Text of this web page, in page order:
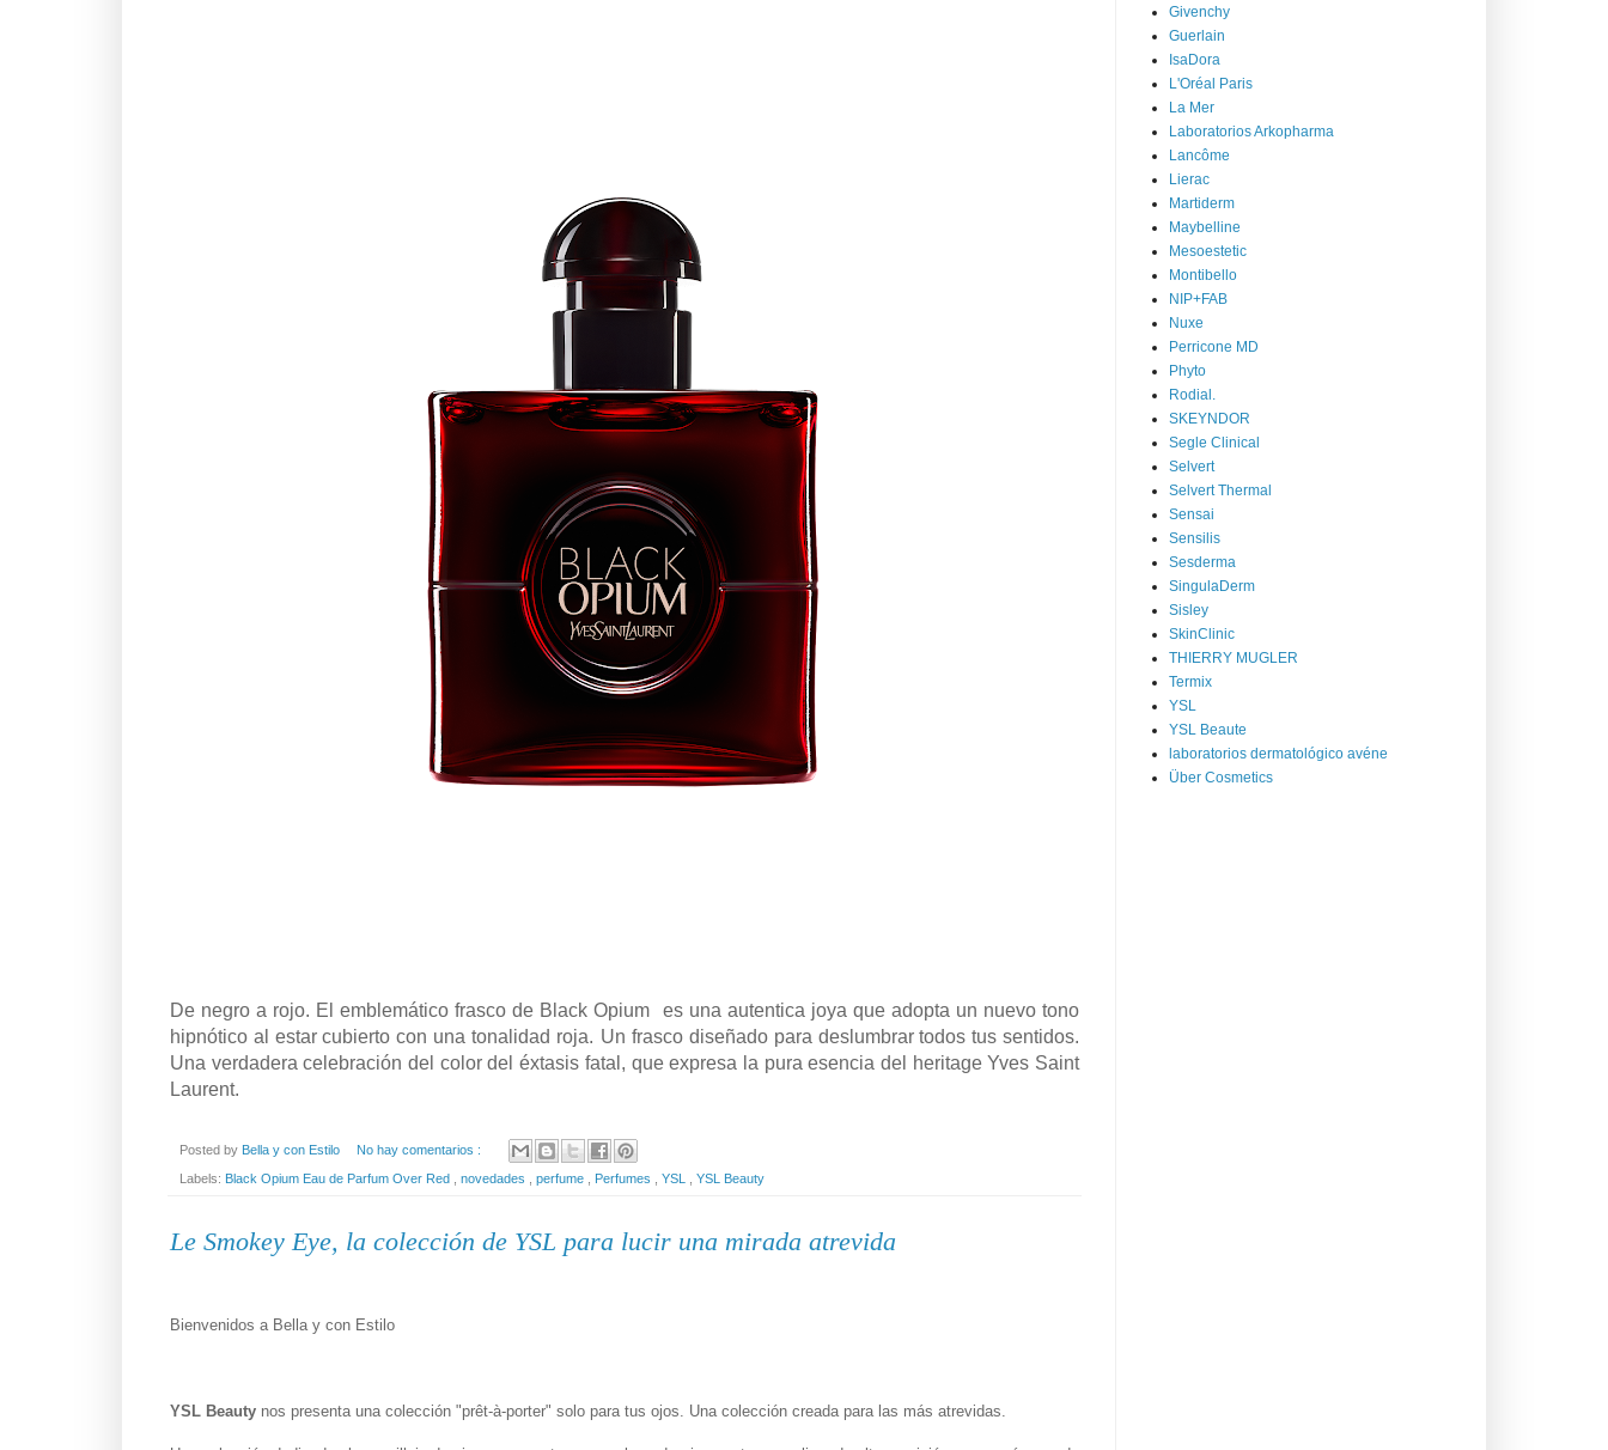
De negro a rojo. El emblemático frasco de Black Opium es una autentica joya que adopta un nuevo tono
hipnótico al estar cubierto con una tonalidad roja. Un frasco diseñado para deslumbrar todos tus sentidos.
Una verdadera celebración del color del éxtasis fatal, que expresa la pura esencia del heritage Yves Saint
Laurent.
Posted by Bella y con Estilo No hay comentarios :
Labels: Black Opium Eau de Parfum Over Red novedades perfume Perfumes YSL YSL Beauty
Le Smokey Eye, la colección de YSL para lucir una mirada atrevida
Bienvenidos a Bella y con Estilo
YSL Beauty nos presenta una colección "prêt-à-porter" solo para tus ojos. Una colección creada para las más atrevidas.
Givenchy
Guerlain
IsaDora
L'Oréal Paris
La Mer
Laboratorios Arkopharma
Lancôme
Lierac
Martiderm
Maybelline
Mesoestetic
Montibello
NIP+FAB
Nuxe
Perricone MD
Phyto
Rodial.
SKEYNDOR
Segle Clinical
Selvert
Selvert Thermal
Sensai
Sensilis
Sesderma
SingulaDerm
Sisley
SkinClinic
THIERRY MUGLER
Termix
YSL
YSL Beaute
laboratorios dermatológico avéne
Über Cosmetics